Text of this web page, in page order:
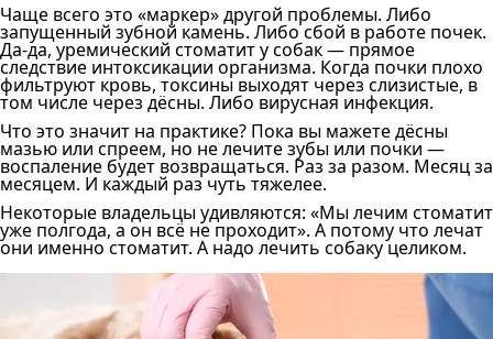
Чаще всего это «маркер» другой проблемы. Либо
запущенный зубной камень. Либо сбой в работе почек.
Да-да, уремический стоматит у собак — прямое
следствие интоксикации организма. Когда почки плохо
фильтруют кровь, токсины выходят через слизистые, в
том числе через дёсны. Либо вирусная инфекция.
Что это значит на практике? Пока вы мажете дёсны
мазью или спреем, но не лечите зубы или почки —
воспаление будет возвращаться. Раз за разом. Месяц за
месяцем. И каждый раз чуть тяжелее.
Некоторые владельцы удивляются: «Мы лечим стоматит
уже полгода, а он всё не проходит». А потому что лечат
они именно стоматит. А надо лечить собаку целиком.